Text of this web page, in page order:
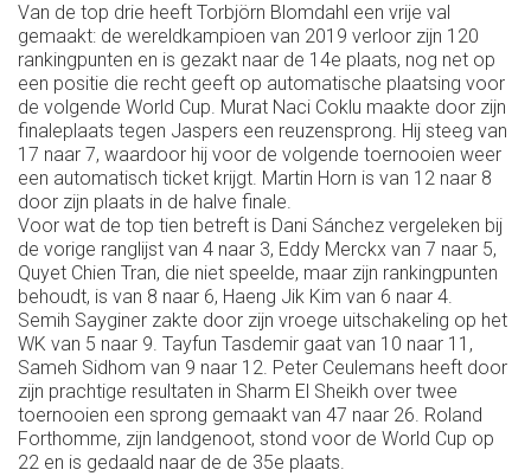
Van de top drie heeft Torbjörn Blomdahl een vrije val
gemaakt: de wereldkampioen van 2019 verloor zijn 120
rankingpunten en is gezakt naar de 14e plaats, nog net op
een positie die recht geeft op automatische plaatsing voor
de volgende World Cup. Murat Naci Coklu maakte door zijn
finaleplaats tegen Jaspers een reuzensprong. Hij steeg van
17 naar 7, waardoor hij voor de volgende toernooien weer
een automatisch ticket krijgt. Martin Horn is van 12 naar 8
door zijn plaats in de halve finale.
Voor wat de top tien betreft is Dani Sánchez vergeleken bij
de vorige ranglijst van 4 naar 3, Eddy Merckx van 7 naar 5,
Quyet Chien Tran, die niet speelde, maar zijn rankingpunten
behoudt, is van 8 naar 6, Haeng Jik Kim van 6 naar 4.
Semih Sayginer zakte door zijn vroege uitschakeling op het
WK van 5 naar 9. Tayfun Tasdemir gaat van 10 naar 11,
Sameh Sidhom van 9 naar 12. Peter Ceulemans heeft door
zijn prachtige resultaten in Sharm El Sheikh over twee
toernooien een sprong gemaakt van 47 naar 26. Roland
Forthomme, zijn landgenoot, stond voor de World Cup op
22 en is gedaald naar de de 35e plaats.